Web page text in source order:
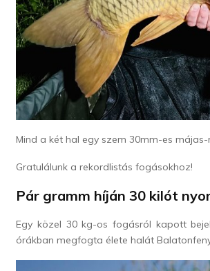
Mind a két hal egy szem 30mm-es
Gratulálunk a rekordlistás fogásokhoz!
Pár gramm híján 30 kilót
Egy közel 30 kg-os fogásról kapott
órákban megfogta élete halát